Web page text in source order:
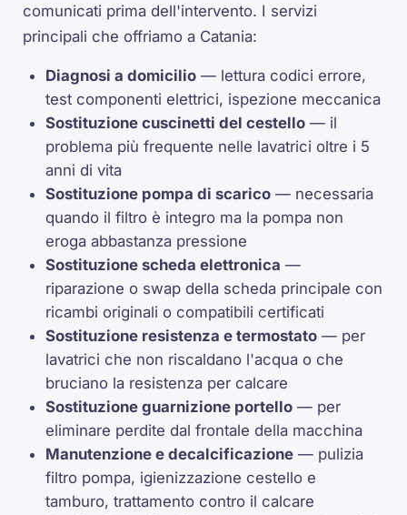
comunicati prima dell'intervento. I servizi
principali che offriamo a Catania:
Diagnosi a domicilio — lettura codici errore,
test componenti elettrici, ispezione meccanica
Sostituzione cuscinetti del cestello — il
problema più frequente nelle lavatrici oltre i 5
anni di vita
Sostituzione pompa di scarico — necessaria
quando il filtro è integro ma la pompa non
eroga abbastanza pressione
Sostituzione scheda elettronica —
riparazione o swap della scheda principale con
ricambi originali o compatibili certificati
Sostituzione resistenza e termostato — per
lavatrici che non riscaldano l'acqua o che
bruciano la resistenza per calcare
Sostituzione guarnizione portello — per
eliminare perdite dal frontale della macchina
Manutenzione e decalcificazione — pulizia
filtro pompa, igienizzazione cestello e
tamburo, trattamento contro il calcare